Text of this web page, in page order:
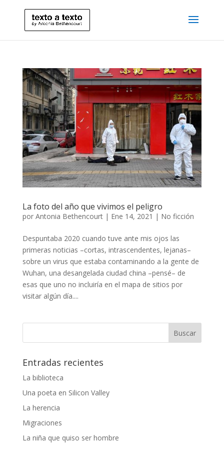
La foto del año que vivimos el peligro
por Antonia Bethencourt| Ene 14, 2021 | No ficción
Despuntaba 2020 cuando tuve ante mis ojos las
primeras noticias –cortas, intrascendentes, lejanas–
sobre un virus que estaba contaminando a la gente de
Wuhan, una desangelada ciudad china –pensé– de
esas que uno no incluiría en el mapa de sitios por
visitar algún día....
Entradas recientes
La biblioteca
Una poeta en Silicon Valley
La herencia
Migraciones
La niña que quiso ser hombre